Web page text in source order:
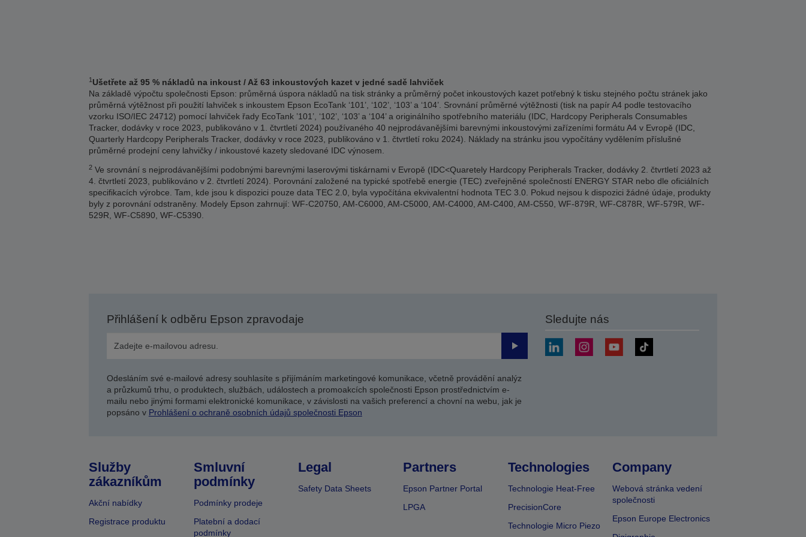
1Ušetřete až 95 % nákladů na inkoust / Až 63 inkoustových kazet v jedné sadě lahviček
Na základě výpočtu společnosti Epson: průměrná úspora nákladů na tisk stránky a průměrný počet inkoustových kazet potřebný k tisku stejného počtu stránek jako
průměrná výtěžnost při použití lahviček s inkoustem Epson EcoTank ‘101’, ‘102’, ‘103’ a ‘104’. Srovnání průměrné výtěžnosti (tisk na papír A4 podle testovacího
vzorku ISO/IEC 24712) pomocí lahviček řady EcoTank ’101’, ‘102’, ‘103’ a ‘104’ a originálního spotřebního materiálu (IDC, Hardcopy Peripherals Consumables
Tracker, dodávky v roce 2023, publikováno v 1. čtvrtletí 2024) používaného 40 nejprodávanějšími barevnými inkoustovými zařízeními formátu A4 v Evropě (IDC,
Quarterly Hardcopy Peripherals Tracker, dodávky v roce 2023, publikováno v 1. čtvrtletí roku 2024). Náklady na stránku jsou vypočítány vydělením příslušné
průměrné prodejní ceny lahvičky / inkoustové kazety sledované IDC výnosem.
2Ve srovnání s nejprodávanějšími podobnými barevnými laserovými tiskárnami v Evropě (IDC<Quaretely Hardcopy Peripherals Tracker, dodávky 2. čtvrtletí 2023 až
4. čtvrtletí 2023, publikováno v 2. čtvrtletí 2024). Porovnání založené na typické spotřebě energie (TEC) zveřejněné společností ENERGY STAR nebo dle oficiálních
specifikacích výrobce. Tam, kde jsou k dispozici pouze data TEC 2.0, byla vypočítána ekvivalentní hodnota TEC 3.0. Pokud nejsou k dispozici žádné údaje, produkty
byly z porovnání odstraněny. Modely Epson zahrnují: WF-C20750, AM-C6000, AM-C5000, AM-C4000, AM-C400, AM-C550, WF-879R, WF-C878R, WF-579R, WF-
529R, WF-C5890, WF-C5390.
Přihlášení k odběru Epson zpravodaje
Odeslat
Odesláním své e-mailové adresy souhlasíte s přijímáním marketingové komunikace, včetně provádění analýz
a průzkumů trhu, o produktech, službách, událostech a promoakcích společnosti Epson prostřednictvím e-
mailu nebo jinými formami elektronické komunikace, v závislosti na vašich preferencí a chovní na webu, jak je
popsáno v Prohlášení o ochraně osobních údajů společnosti Epson
Sledujte nás
Služby
zákazníkům
Akční nabídky
Registrace produktu
Smluvní
podmínky
Podmínky prodeje
Platební a dodací
podmínky
Legal
Safety Data Sheets
Partners
Epson Partner Portal
LPGA
Technologies
Technologie Heat-Free
PrecisionCore
Technologie Micro Piezo
Company
Webová stránka vedení
společnosti
Epson Europe Electronics